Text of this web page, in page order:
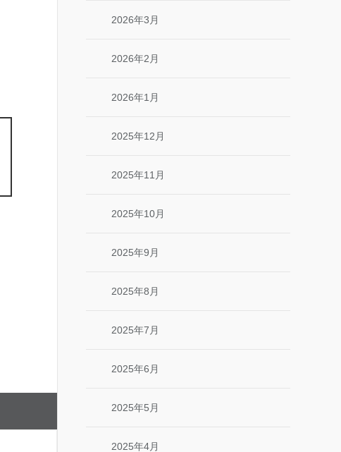
2026年3月
2026年2月
2026年1月
2025年12月
2025年11月
2025年10月
2025年9月
2025年8月
2025年7月
2025年6月
2025年5月
2025年4月